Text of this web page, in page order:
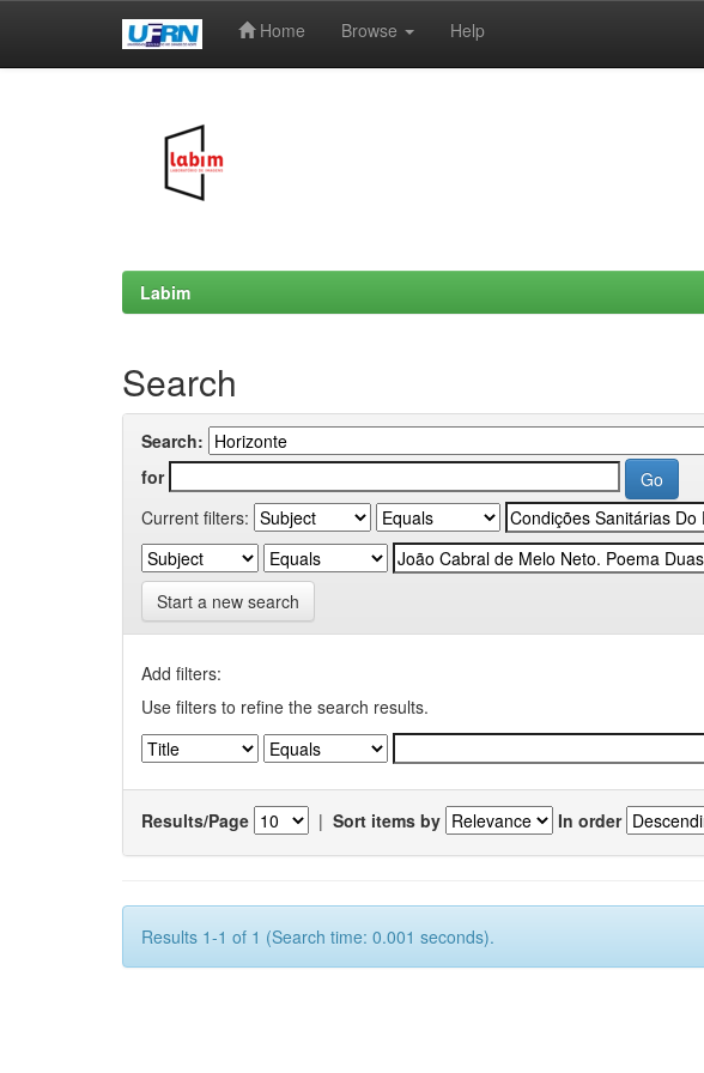
Home Browse Help
Labim
Search
Search:
for
Current filters:
Start a new search
Add filters:
Use filters to refine the search results.
Results/Page | Sort items by In order
Results 1-1 of 1 (Search time: 0.001 seconds).